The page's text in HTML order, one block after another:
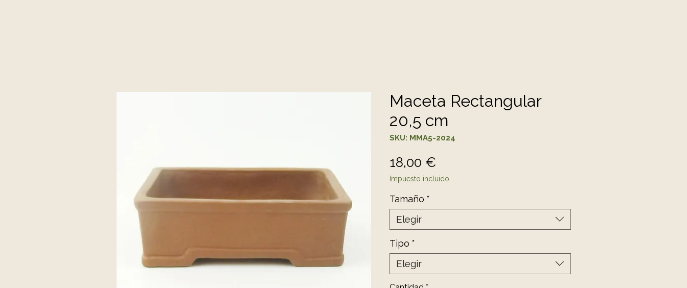
Maceta Rectangular
20,5 cm
SKU: MMA5-2024
18,00 €
Impuesto incluido
Tamaño *
Elegir
Tipo *
Elegir